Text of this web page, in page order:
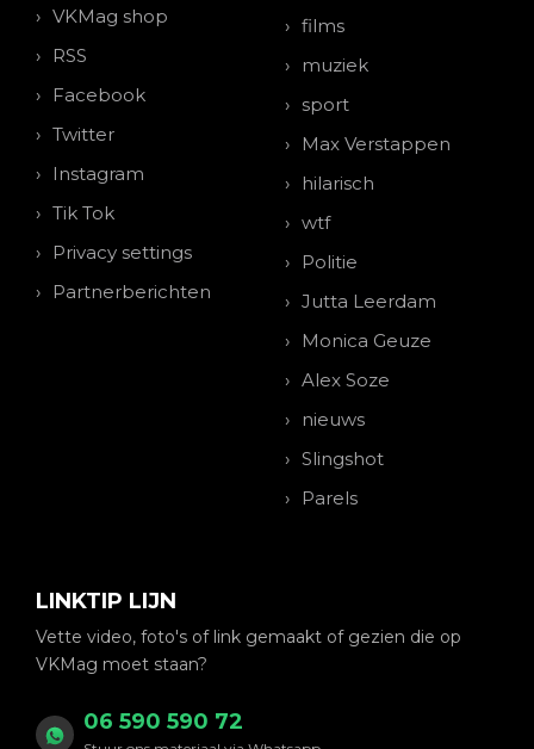
VKMag shop
RSS
Facebook
Twitter
Instagram
Tik Tok
Privacy settings
Partnerberichten
films
muziek
sport
Max Verstappen
hilarisch
wtf
Politie
Jutta Leerdam
Monica Geuze
Alex Soze
nieuws
Slingshot
Parels
LINKTIP LIJN
Vette video, foto's of link gemaakt of gezien die op
VKMag moet staan?
06 590 590 72